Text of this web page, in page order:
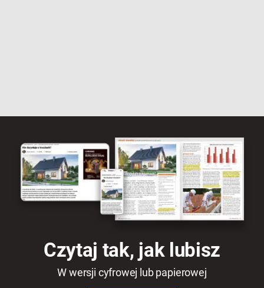
Czytaj tak, jak lubisz
W wersji cyfrowej lub papierowej